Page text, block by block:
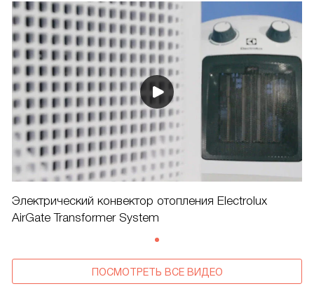
Электрический конвектор отопления Electrolux
AirGate Transformer System
ПОСМОТРЕТЬ ВСЕ ВИДЕО